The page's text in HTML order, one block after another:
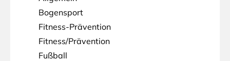
Bogensport
Fitness-Prävention
Fitness/Prävention
Fußball